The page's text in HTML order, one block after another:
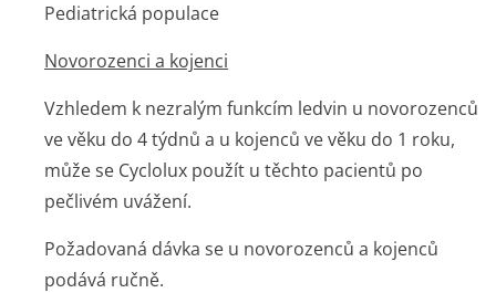
Pediatrická populace
Novorozenci a kojenci
Vzhledem k nezralým funkcím ledvin u novorozenců
ve věku do 4 týdnů a u kojenců ve věku do 1 roku,
může se Cyclolux použít u těchto pacientů po
pečlivém uvážení.
Požadovaná dávka se u novorozenců a kojenců
podává ručně.